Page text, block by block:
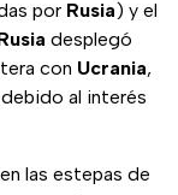
por Rusia) y el
desplegó
con Ucrania,
al interés
las estepas de